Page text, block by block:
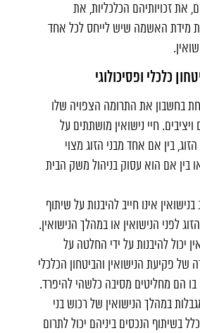
את זכויותיהם הכלכליות, את
מידת האשמה שיש לייחס לכל אחד
כלכלי ופסיכולוגי
בחשבון את התרומה הצפויה שלו
חיי נישואין מושתתים על
בין אם אחד מבני הזוג מצוי
בין אם הוא עסוק בניהול משק הבית
אינו חייב להיבנות על שיתוף
לפני הנישואין או במהלך הנישואין.
יכול להיבנות על ידי החלטה על
פקיעת הנישואין והביטחון הכלכלי
בו הם מחליטים מסיבה כלשהי להיפרד.
במהלך הנישואין של רכוש בני
בשיתוף הנכסים ביניהם יכול לתרום